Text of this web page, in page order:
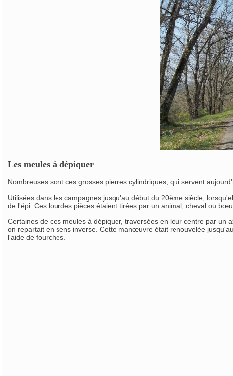
Les meules à dépiquer
Nombreuses sont ces grosses pierres cylindriques, qui servent
Utilisées dans les campagnes jusqu'au début du 20ème siècle,
de l'épi. Ces lourdes pièces étaient tirées par un animal, cheval ou
Certaines de ces meules à dépiquer, traversées en leur centre par un
on repartait en sens inverse. Cette manœuvre était renouvelée
l'aide de fourches.